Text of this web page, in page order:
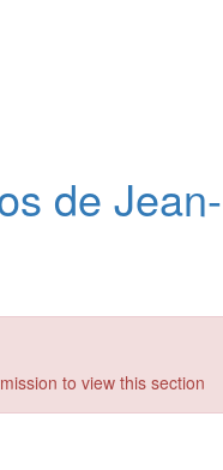
de
to view this section